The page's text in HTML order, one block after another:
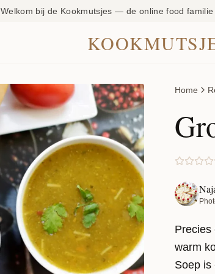
Welkom bij de Kookmutsjes — de online food
Home
Precies
warm
Soep is